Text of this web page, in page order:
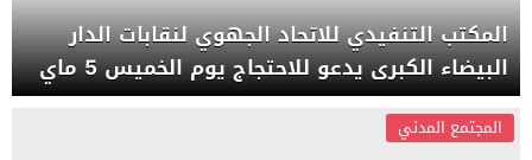
المكتب التنفيدي للاتحاد الجهوي لنقابات الدار
البيضاء الكبرى يدعو للاحتجاج يوم الخميس 5 ماي
المجتمع المدني